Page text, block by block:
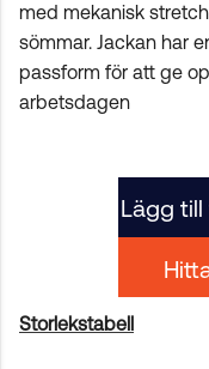
med mekanisk
sömmar. Jackan har
passform för att ge
arbetsdagen
Lägg
Storlekstabell